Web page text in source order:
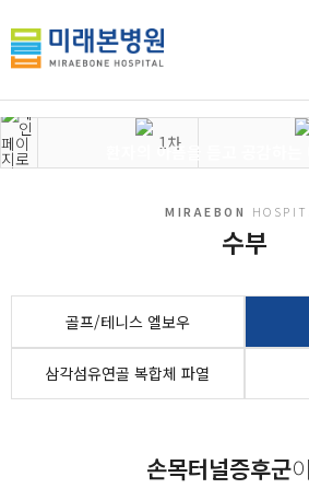
MIRAEBON
진료센터
환자의 아픔을 듣고 공감하는
MIRAEBON
수부
골프/테니스 엘보우
삼각섬유연골 복합체 파열
손목터널증후군